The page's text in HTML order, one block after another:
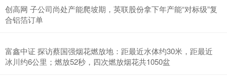
创高网 子公司尚处产能爬坡期，英联股份拿下年产能“对标级”复
合铝箔订单
富鑫中证 探访蔡国强烟花燃放地：距最近水体约30米，距最近
冰川约6公里；燃放52秒，四次燃放烟花共1050盆